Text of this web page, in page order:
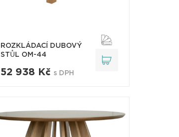
ROZKLÁDACÍ DUBOVÝ
STŮL OM-44
52 938 Kč s DPH